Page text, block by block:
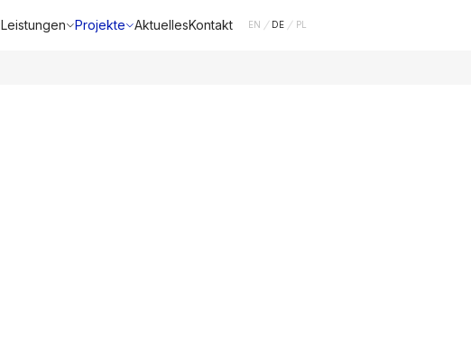
Leistungen Projekte AktuellesKontakt EN DE PL